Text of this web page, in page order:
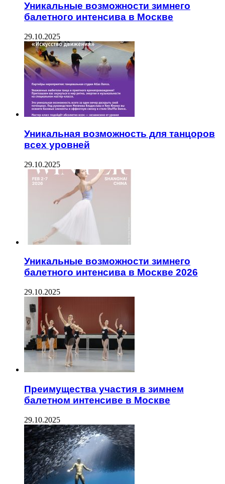
Уникальные возможности зимнего
балетного интенсива в Москве
29.10.2025
Уникальная возможность для танцоров
всех уровней
29.10.2025
Уникальные возможности зимнего
балетного интенсива в Москве 2026
29.10.2025
Преимущества участия в зимнем
балетном интенсиве в Москве
29.10.2025